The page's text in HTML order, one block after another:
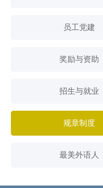
员工党建
奖励与资助
招生与就业
规章制度
最美外语人